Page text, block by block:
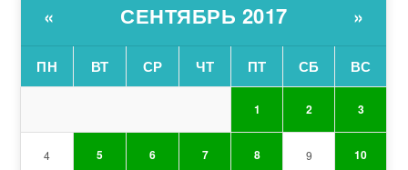
« СЕНТЯБРЬ 2017 »
ПН ВТ СР ЧТ ПТ СБ ВС
1 2 3
4 5 6 7 8 9 10